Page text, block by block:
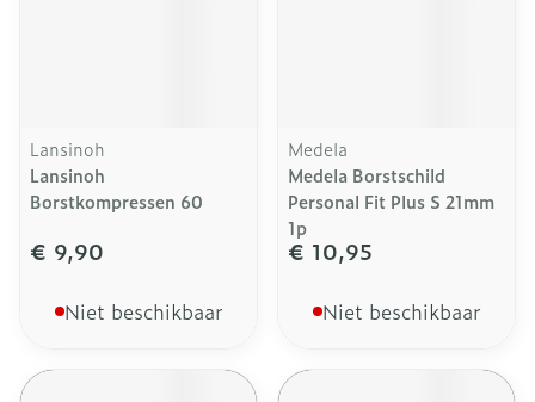
Lansinoh
Lansinoh
Borstkompressen 60
€ 9,90
Niet beschikbaar
Medela
Medela Borstschild
Personal Fit Plus S 21mm
1p
€ 10,95
Niet beschikbaar